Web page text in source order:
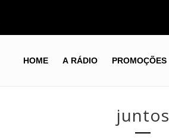
HOME A RÁDIO PROMOÇÕES
juntos